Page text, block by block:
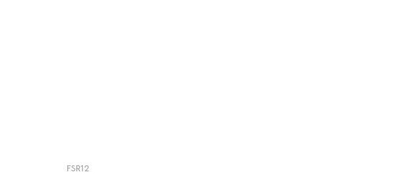
FSR12